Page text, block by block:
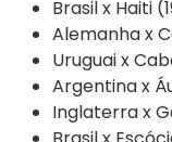
Brasil x Haiti
Alemanha x
Uruguai x
Argentina x
Inglaterra x